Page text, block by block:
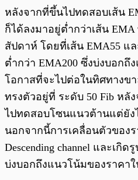
หลังจากที่ขึ้นไปทดสอบเส้น
ก็ได้ลงมาอยู่ต่ำกว่าเส้น
สัปดาห์ โดยที่เส้น EMA55 แ
ต่ำกว่า EMA200 ซึ่งบ่งบอกถึ
โอกาสที่จะไปต่อในทิศทางข
ทรงตัวอยู่ที่ ระดับ 50 Fib หลั
ไปทดสอบโซนแนวต้านแต่ยัง
นอกจากนี้การเคลื่อนตัวของร
Descending channel และเกิด
บ่งบอกถึงแนวโน้มของราคา